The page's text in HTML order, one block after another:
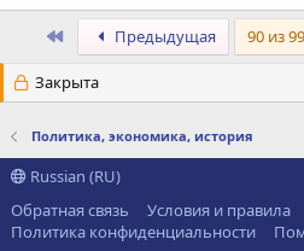
ПервыйПредыдущая 90 из 99
Закрыта
Политика, экономика, история
Russian (RU)
Обратная связь
Условия и правила
Политика конфиденциальности